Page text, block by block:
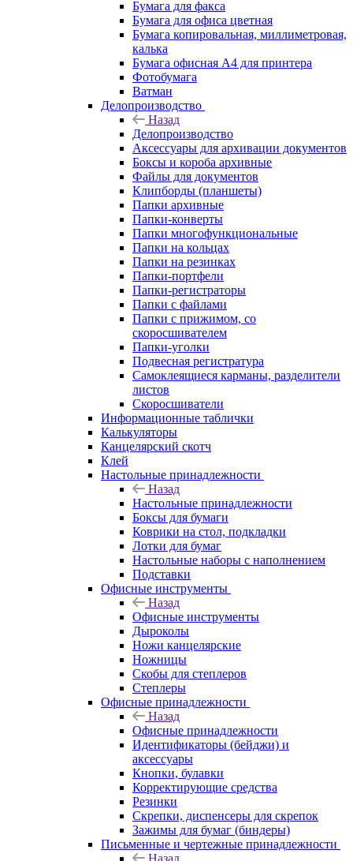
Бумага для факса
Бумага для офиса цветная
Бумага копировальная, миллиметровая,
калька
Бумага офисная А4 для принтера
Фотобумага
Ватман
Делопроизводство
Назад
Делопроизводство
Аксессуары для архивации документов
Боксы и короба архивные
Файлы для документов
Клипборды (планшеты)
Папки архивные
Папки-конверты
Папки многофункциональные
Папки на кольцах
Папки на резинках
Папки-портфели
Папки-регистраторы
Папки с файлами
Папки с прижимом, со
скоросшивателем
Папки-уголки
Подвесная регистратура
Самоклеящиеся карманы, разделители
листов
Скоросшиватели
Информационные таблички
Калькуляторы
Канцелярский скотч
Клей
Настольные принадлежности
Назад
Настольные принадлежности
Боксы для бумаги
Коврики на стол, подкладки
Лотки для бумаг
Настольные наборы с наполнением
Подставки
Офисные инструменты
Назад
Офисные инструменты
Дыроколы
Ножи канцелярские
Ножницы
Скобы для степлеров
Степлеры
Офисные принадлежности
Назад
Офисные принадлежности
Идентификаторы (бейджи) и
аксессуары
Кнопки, булавки
Корректирующие средства
Резинки
Скрепки, диспенсеры для скрепок
Зажимы для бумаг (биндеры)
Письменные и чертежные принадлежности
Назад